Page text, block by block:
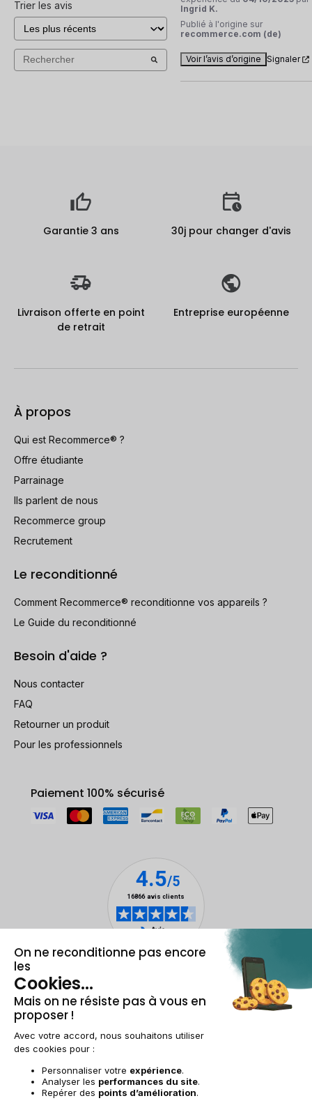
Trier les avis
Ingrid K.
Publié à l'origine sur
recommerce.com (de)
Voir l’avis d’origine Signaler
Garantie 3 ans 30j pour changer d'avis
Livraison offerte en point
de retrait
Entreprise européenne
À propos
Qui est Recommerce® ?
Offre étudiante
Parrainage
Ils parlent de nous
Recommerce group
Recrutement
Le reconditionné
Comment Recommerce® reconditionne vos appareils ?
Le Guide du reconditionné
Besoin d'aide ?
Nous contacter
FAQ
Retourner un produit
Pour les professionnels
Paiement 100% sécurisé
Mentions légales & CGU
Conditions générales de venteDonnées personnelles
AccessibilitéPlan du site